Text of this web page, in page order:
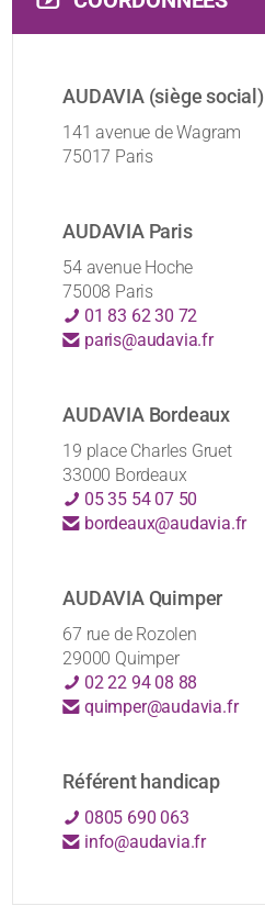
AUDAVIA (siège social)
141 avenue de Wagram
75017 Paris
AUDAVIA Paris
54 avenue Hoche
75008 Paris
01 83 62 30 72
paris@audavia.fr
AUDAVIA Bordeaux
19 place Charles Gruet
33000 Bordeaux
05 35 54 07 50
bordeaux@audavia.fr
AUDAVIA Quimper
67 rue de Rozolen
29000 Quimper
02 22 94 08 88
quimper@audavia.fr
Référent handicap
0805 690 063
info@audavia.fr